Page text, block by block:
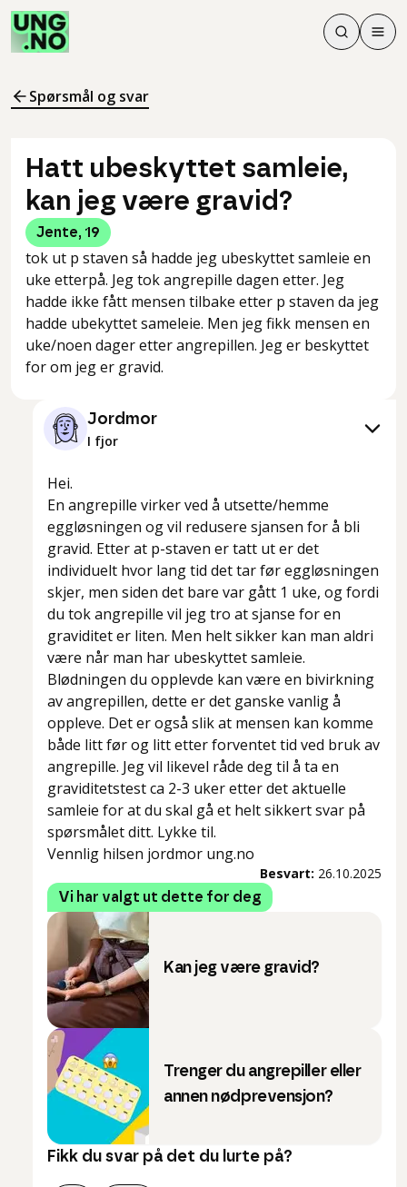
Søk
Søk
Meny
Spørsmål og svar
Hatt ubeskyttet samleie,
kan jeg være gravid?
Jente, 19
tok ut p staven så hadde jeg ubeskyttet samleie en
uke etterpå. Jeg tok angrepille dagen etter. Jeg
hadde ikke fått mensen tilbake etter p staven da jeg
hadde ubekyttet sameleie. Men jeg fikk mensen en
uke/noen dager etter angrepillen. Jeg er beskyttet
for om jeg er gravid.
Jordmor
I fjor
Hei.
En angrepille virker ved å utsette/hemme
eggløsningen og vil redusere sjansen for å bli
gravid. Etter at p-staven er tatt ut er det
individuelt hvor lang tid det tar før eggløsningen
skjer, men siden det bare var gått 1 uke, og fordi
du tok angrepille vil jeg tro at sjanse for en
graviditet er liten. Men helt sikker kan man aldri
være når man har ubeskyttet samleie.
Blødningen du opplevde kan være en bivirkning
av angrepillen, dette er det ganske vanlig å
oppleve. Det er også slik at mensen kan komme
både litt før og litt etter forventet tid ved bruk av
angrepille. Jeg vil likevel råde deg til å ta en
graviditetstest ca 2-3 uker etter det aktuelle
samleie for at du skal gå et helt sikkert svar på
spørsmålet ditt. Lykke til.
Vennlig hilsen jordmor ung.no
Besvart: 26.10.2025
Vi har valgt ut dette for deg
Kan jeg være gravid?
Trenger du angrepiller eller
annen nødprevensjon?
Fikk du svar på det du lurte på?